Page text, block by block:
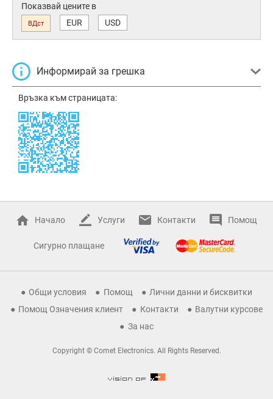
Показвай цените в
ВДст EUR USD
Информирай за грешка
Връзка към страницата:
Начало Услуги Контакти Помощ
Сигурно плащане
Общи условия Помощ
Лични данни и бисквитки
Помощ Означения клиент
Контакти
Валутни курсове
За нас
Copyright © Comet Electronics. All Rights Reserved.